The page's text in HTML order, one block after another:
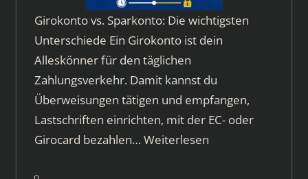
Girokonto vs. Sparkonto: Die wichtigsten
Unterschiede Ein Girokonto ist dein
Alleskönner für den täglichen
Zahlungsverkehr. Damit kannst du
Überweisungen tätigen und empfangen,
Lastschriften einrichten, mit der EC- oder
Girocard bezahlen… Weiterlesen